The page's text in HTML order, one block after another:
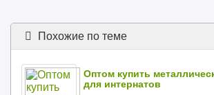
Похожие по теме
Оптом купить
для интернатов